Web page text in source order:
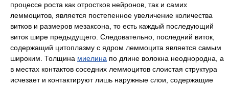
процессе роста как отростков нейронов, так и самих
леммоцитов, является постепенное увеличение количества
витков и размеров мезаксона, то есть каждый последующий
виток шире предыдущего. Следовательно, последний виток,
содержащий цитоплазму с ядром леммоцита является самым
широким. Толщина миелина по длине волокна неоднородна, а
в местах контактов соседних леммоцитов слоистая структура
исчезает и контактируют лишь наружные слои, содержащие